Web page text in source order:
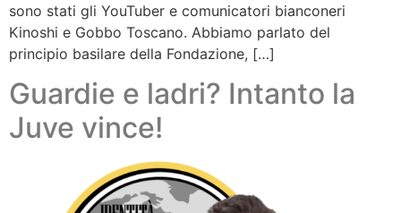
sono stati gli YouTuber e comunicatori bianconeri
Kinoshi e Gobbo Toscano. Abbiamo parlato del
principio basilare della Fondazione, […]
Guardie e ladri? Intanto la
Juve vince!